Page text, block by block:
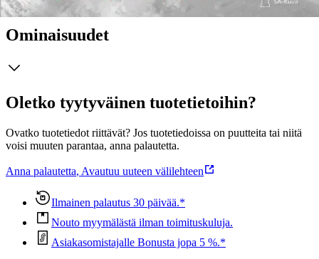
Ominaisuudet
Oletko tyytyväinen tuotetietoihin?
Ovatko tuotetiedot riittävät? Jos tuotetiedoissa on puutteita tai niitä
voisi muuten parantaa, anna palautetta.
Anna palautetta, Avautuu uuteen välilehteen
Ilmainen palautus 30 päivää.*
Nouto myymälästä ilman toimituskuluja.
Asiakasomistajalle Bonusta jopa 5 %.*